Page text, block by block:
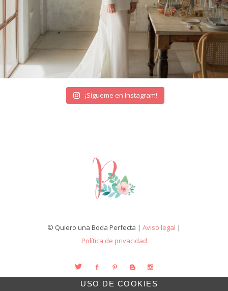
¡Sígueme en Instagram!
© Quiero una Boda Perfecta | Aviso legal |
Política de privacidad
USO DE COOKIES